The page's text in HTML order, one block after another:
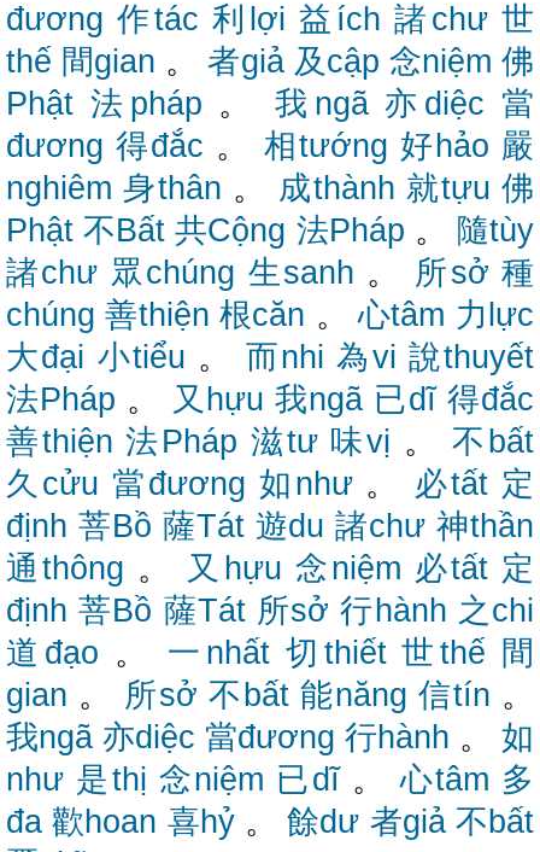
đương 作tác 利lợi 益ích 諸chư 世
thế 間gian 。者giả 及cập 念niệm 佛
Phật 法pháp 。 我ngã 亦diệc 當
đương 得đắc 。 相tướng 好hảo 嚴
nghiêm 身thân 。 成thành 就tựu 佛
Phật 不Bất 共Cộng 法Pháp 。 隨tùy
諸chư 眾chúng 生sanh 。 所sở 種
chúng 善thiện 根căn 。心tâm 力lực
大đại 小tiểu 。 而nhi 為vi 說thuyết
法Pháp 。 又hựu 我ngã 已dĩ 得đắc
善thiện 法Pháp 滋tư 味vị 。不bất
久cửu 當đương 如như。 必tất 定
định 菩Bồ 薩Tát 遊du 諸chư 神thần
通thông 。 又hựu 念niệm 必tất 定
định 菩Bồ 薩Tát 所sở 行hành 之chi
道đạo 。 一nhất 切thiết 世thế 間
gian 。 所sở 不bất 能năng 信tín 。
我ngã 亦diệc 當đương 行hành 。 如
như 是thị 念niệm 已dĩ。心tâm 多
đa 歡hoan 喜hỷ。餘dư 者giả 不bất